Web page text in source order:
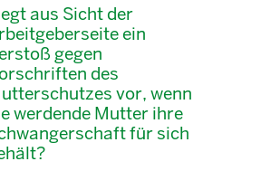
aus Sicht der
ein
gegen
des
vor, wenn
werdende Mutter ihre
für sich